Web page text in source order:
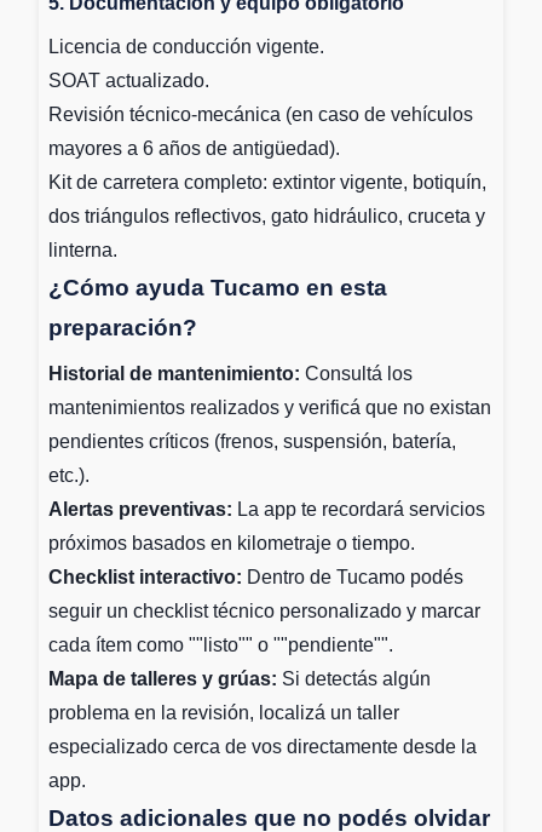
Licencia de conducción vigente.
SOAT actualizado.
Revisión técnico-mecánica (en caso de vehículos
mayores a 6 años de antigüedad).
Kit de carretera completo: extintor vigente, botiquín,
dos triángulos reflectivos, gato hidráulico, cruceta y
linterna.
¿Cómo ayuda Tucamo en esta
preparación?
Historial de mantenimiento: Consultá los
mantenimientos realizados y verificá que no existan
pendientes críticos (frenos, suspensión, batería,
etc.).
Alertas preventivas: La app te recordará servicios
próximos basados en kilometraje o tiempo.
Checklist interactivo: Dentro de Tucamo podés
seguir un checklist técnico personalizado y marcar
cada ítem como ""listo"" o ""pendiente"".
Mapa de talleres y grúas: Si detectás algún
problema en la revisión, localizá un taller
especializado cerca de vos directamente desde la
app.
Datos adicionales que no podés olvidar